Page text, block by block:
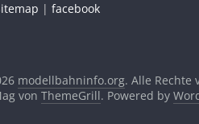
| facebook
modellbahninfo.org. Alle Rechte
von ThemeGrill. Powered by